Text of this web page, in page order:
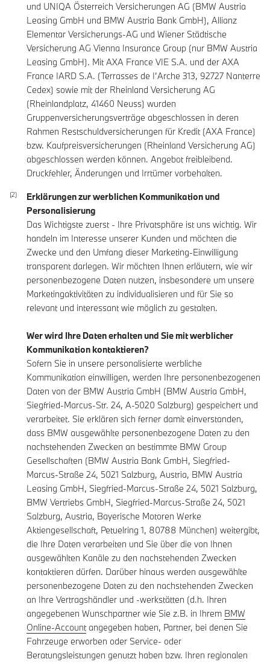
und UNIQA Österreich Versicherungen AG (BMW Austria
Leasing GmbH und BMW Austria Bank GmbH), Allianz
Elementar Versicherungs-AG und Wiener Städtische
Versicherung AG Vienna Insurance Group (nur BMW Austria
Leasing GmbH). Mit AXA France VIE S.A. und der AXA
France IARD S.A. (Terrasses de I’Arche 313, 92727 Nanterre
Cedex) sowie mit der Rheinland Versicherung AG
(Rheinlandplatz, 41460 Neuss) wurden
Gruppenversicherungsverträge abgeschlossen in deren
Rahmen Restschuldversicherungen für Kredit (AXA France)
bzw. Kaufpreisversicherungen (Rheinland Versicherung AG)
abgeschlossen werden können. Angebot freibleibend.
Druckfehler, Änderungen und Irrtümer vorbehalten.
Erklärungen zur werblichen Kommunikation und
Personalisierung
Das Wichtigste zuerst - Ihre Privatsphäre ist uns wichtig. Wir
handeln im Interesse unserer Kunden und möchten die
Zwecke und den Umfang dieser Marketing-Einwilligung
transparent darlegen. Wir möchten Ihnen erläutern, wie wir
personenbezogene Daten nutzen, insbesondere um unsere
Marketingaktivitäten zu individualisieren und für Sie so
relevant und interessant wie möglich zu gestalten.
Wer wird Ihre Daten erhalten und Sie mit werblicher
Kommunikation kontaktieren?
Sofern Sie in unsere personalisierte werbliche
Kommunikation einwilligen, werden Ihre personenbezogenen
Daten von der BMW Austria GmbH (BMW Austria GmbH,
Siegfried-Marcus-Str. 24, A-5020 Salzburg) gespeichert und
verarbeitet. Sie erklären sich ferner damit einverstanden,
dass BMW ausgewählte personenbezogene Daten zu den
nachstehenden Zwecken an bestimmte BMW Group
Gesellschaften (BMW Austria Bank GmbH, Siegfried-
Marcus-Straße 24, 5021 Salzburg, Austria, BMW Austria
Leasing GmbH, Siegfried-Marcus-Straße 24, 5021 Salzburg,
BMW Vertriebs GmbH, Siegfried-Marcus-Straße 24, 5021
Salzburg, Austria, Bayerische Motoren Werke
Aktiengesellschaft, Petuelring 1, 80788 München) weitergibt,
die Ihre Daten verarbeiten und Sie über die von Ihnen
ausgewählten Kanäle zu den nachstehenden Zwecken
kontaktieren dürfen. Darüber hinaus werden ausgewählte
personenbezogene Daten zu den nachstehenden Zwecken
an Ihre Vertragshändler und -werkstätten (d.h. Ihren
angegebenen Wunschpartner wie Sie z.B. in Ihrem BMW
Online-Accountangegeben haben, Partner, bei denen Sie
Fahrzeuge erworben oder Service- oder
Beratungsleistungen genutzt haben bzw. Ihren regionalen